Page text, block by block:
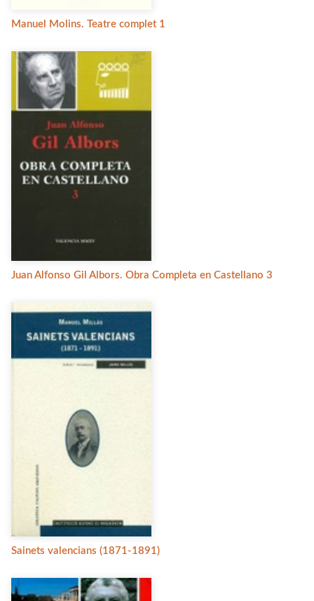
Manuel Molins. Teatre complet 1
Juan Alfonso Gil Albors. Obra Completa en Castellano 3
Sainets valencians (1871-1891)